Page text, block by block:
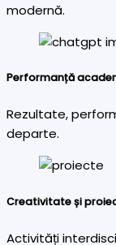
modernă.
Performanță
Rezultate,
departe.
Creativitate și
Activități